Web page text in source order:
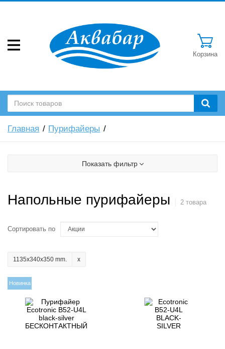
Корзина
Главная Пурифайеры
Показать фильтр
Напольные пурифайеры 2 товара
Сортировать по
1135x340x350 mm.
Новинка